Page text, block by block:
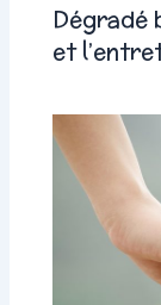
Dégradé
et